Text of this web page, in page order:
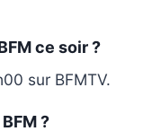
ce soir ?
sur BFMTV.
?